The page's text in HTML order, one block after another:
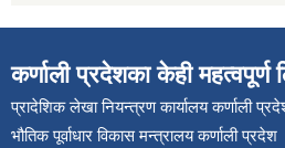
कर्णाली प्रदेशका केही
प्रादेशिक लेखा नियन्त्रण कार्यालय कर्णाली
भौतिक पूर्वाधार विकास मन्त्रालय कर्णाली प्रदेश